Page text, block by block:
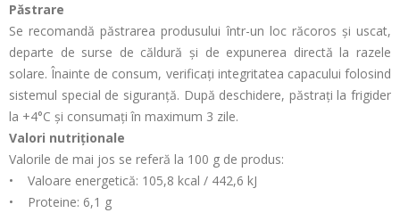
Păstrare
Se recomandă păstrarea produsului într-un loc răcoros și uscat,
departe de surse de căldură și de expunerea directă la razele
solare. Înainte de consum, verificați integritatea capacului folosind
sistemul special de siguranță. După deschidere, păstrați la frigider
la +4°C și consumați în maximum 3 zile.
Valori nutriționale
Valorile de mai jos se referă la 100 g de produs:
• Valoare energetică: 105,8 kcal / 442,6 kJ
• Proteine: 6,1 g